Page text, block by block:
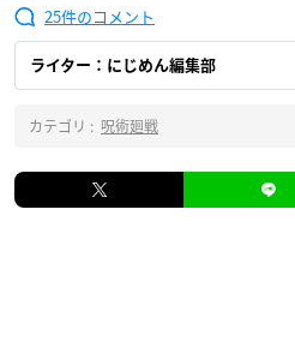
25
ライター：にじめん編集部
カテゴリ : 呪術廻戦